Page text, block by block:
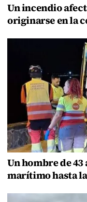
Un incendio
originarse en la
Un hombre de 43
marítimo hasta